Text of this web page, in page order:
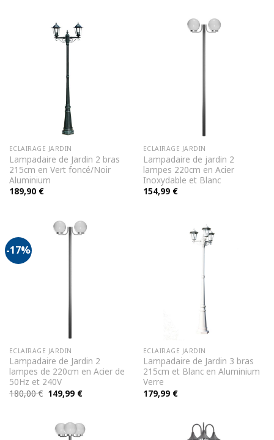
170,00 €. 150,00 €.119,99 €.
ECLAIRAGE JARDIN
Lampadaire de Jardin 2 bras
215cm en Vert foncé/Noir
Aluminium
189,90 €
ECLAIRAGE JARDIN
Lampadaire de jardin 2
lampes 220cm en Acier
Inoxydable et Blanc
154,99 €
-17%
ECLAIRAGE JARDIN
Lampadaire de Jardin 2
lampes de 220cm en Acier de
50Hz et 240V
180,00€ Le
prix
180,00 €.
149,99 €Le
prix
149,99 €.
ECLAIRAGE JARDIN
Lampadaire de Jardin 3 bras
215cm et Blanc en Aluminium
Verre
179,99 €